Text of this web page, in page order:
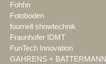
Fohhn
Fotoboden
fournell showtechnik
Fraunhofer IDMT
FunTech Innovation
GAHRENS + BATTERMANN